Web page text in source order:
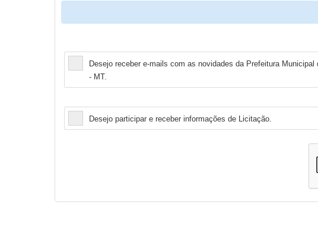
Desejo receber e-mails com as novidades da Prefeitura Municipal
- MT.
Desejo participar e receber informações de Licitação.